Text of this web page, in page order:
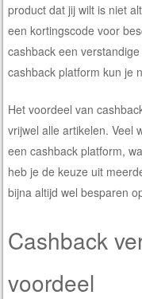
product dat jij wilt is niet
een kortingscode voor
cashback een
cashback platform kun je
Het voordeel van
vrijwel alle artikelen. Veel
een cashback platform,
heb je de keuze uit
bijna altijd wel besparen
Cashback
voordeel